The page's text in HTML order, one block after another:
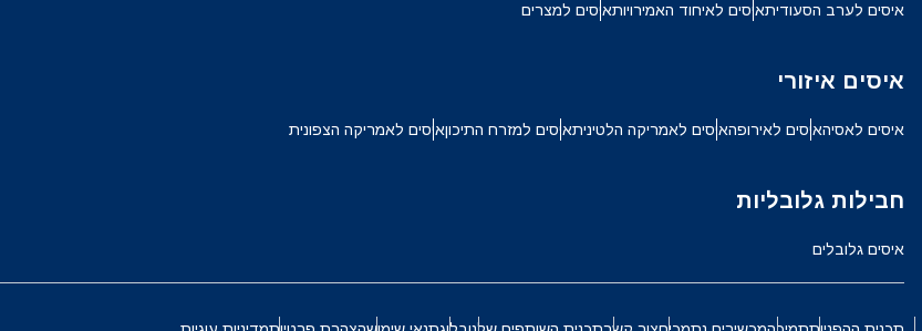
איסים לערב הסעודיתאיסים לאיחוד האמירויותאיסים למצרים
איסים איזורי
איסים לאסיהאיסים לאירופהאיסים לאמריקה הלטיניתאיסים למזרח התיכוןאיסים לאמריקה הצפונית
חבילות גלובליות
איסים גלובלים